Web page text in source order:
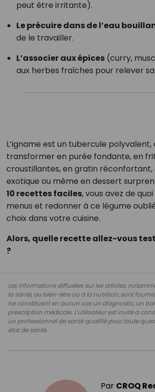
peut être irritante).
Le précuire dans de l’eau
de le travailler.
L’associer aux épices(curry,
aux herbes fraîches pour relever
L’igname est un tubercule
transformer en purée fondante, en
croustillantes, en gratin réconfortant,
exotique ou même en dessert
10 recettes faciles, vous avez de
menus et redonner à ce légume
choix dans votre cuisine.
Alors, quelle recette allez-vous
?
Les informations diffusées sur les articles,
la santé, au bien-être ou à la nutrition, sont
ne constituent en aucun cas un diagnostic, un
prescription médicale. L'utilisateur est invité à
un professionnel de santé qualifié pour toute
état de santé.
Par CROQ